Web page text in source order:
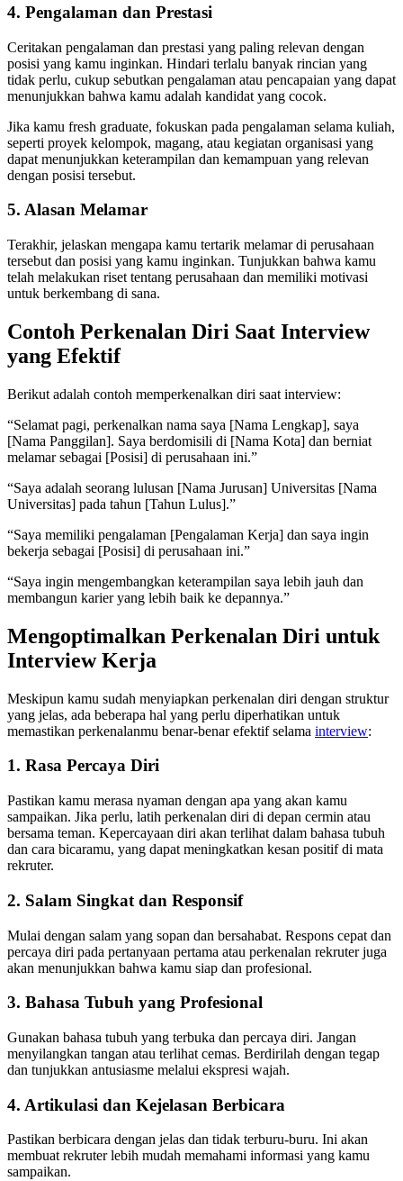
4. Pengalaman dan Prestasi
Ceritakan pengalaman dan prestasi yang paling relevan dengan
posisi yang kamu inginkan. Hindari terlalu banyak rincian yang
tidak perlu, cukup sebutkan pengalaman atau pencapaian yang dapat
menunjukkan bahwa kamu adalah kandidat yang cocok.
Jika kamu fresh graduate, fokuskan pada pengalaman selama kuliah,
seperti proyek kelompok, magang, atau kegiatan organisasi yang
dapat menunjukkan keterampilan dan kemampuan yang relevan
dengan posisi tersebut.
5. Alasan Melamar
Terakhir, jelaskan mengapa kamu tertarik melamar di perusahaan
tersebut dan posisi yang kamu inginkan. Tunjukkan bahwa kamu
telah melakukan riset tentang perusahaan dan memiliki motivasi
untuk berkembang di sana.
Contoh Perkenalan Diri Saat Interview
yang Efektif
Berikut adalah contoh memperkenalkan diri saat interview:
“Selamat pagi, perkenalkan nama saya [Nama Lengkap], saya
[Nama Panggilan]. Saya berdomisili di [Nama Kota] dan berniat
melamar sebagai [Posisi] di perusahaan ini.”
“Saya adalah seorang lulusan [Nama Jurusan] Universitas [Nama
Universitas] pada tahun [Tahun Lulus].”
“Saya memiliki pengalaman [Pengalaman Kerja] dan saya ingin
bekerja sebagai [Posisi] di perusahaan ini.”
“Saya ingin mengembangkan keterampilan saya lebih jauh dan
membangun karier yang lebih baik ke depannya.”
Mengoptimalkan Perkenalan Diri untuk
Interview Kerja
Meskipun kamu sudah menyiapkan perkenalan diri dengan struktur
yang jelas, ada beberapa hal yang perlu diperhatikan untuk
memastikan perkenalanmu benar-benar efektif selama interview:
1. Rasa Percaya Diri
Pastikan kamu merasa nyaman dengan apa yang akan kamu
sampaikan. Jika perlu, latih perkenalan diri di depan cermin atau
bersama teman. Kepercayaan diri akan terlihat dalam bahasa tubuh
dan cara bicaramu, yang dapat meningkatkan kesan positif di mata
rekruter.
2. Salam Singkat dan Responsif
Mulai dengan salam yang sopan dan bersahabat. Respons cepat dan
percaya diri pada pertanyaan pertama atau perkenalan rekruter juga
akan menunjukkan bahwa kamu siap dan profesional.
3. Bahasa Tubuh yang Profesional
Gunakan bahasa tubuh yang terbuka dan percaya diri. Jangan
menyilangkan tangan atau terlihat cemas. Berdirilah dengan tegap
dan tunjukkan antusiasme melalui ekspresi wajah.
4. Artikulasi dan Kejelasan Berbicara
Pastikan berbicara dengan jelas dan tidak terburu-buru. Ini akan
membuat rekruter lebih mudah memahami informasi yang kamu
sampaikan.